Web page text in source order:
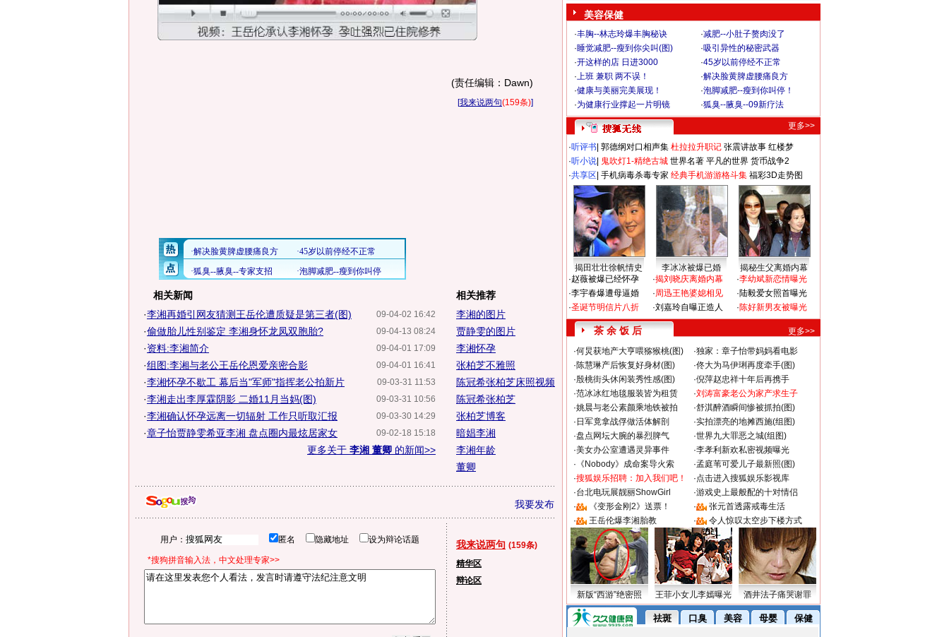
(责任编辑：Dawn)
[我来说两句(159条)]
相关新闻
09-04-02 16:42
·李湘再婚引网友猜测王岳伦遭质疑是第三者(图)
09-04-13 08:24
·偷做胎儿性别鉴定 李湘身怀龙凤双胞胎?
09-04-01 17:09
·资料:李湘简介
09-04-01 16:41
·组图:李湘与老公王岳伦恩爱亲密合影
09-03-31 11:53
·李湘怀孕不歇工 幕后当"军师"指挥老公拍新片
09-03-31 10:56
·李湘走出李厚霖阴影 二婚11月当妈(图)
09-03-30 14:29
·李湘确认怀孕远离一切辐射 工作只听取汇报
09-02-18 15:18
·章子怡贾静雯希亚李湘 盘点圈内最炫居家女
更多关于 李湘 董卿 的新闻>>
相关推荐
李湘的图片
贾静雯的图片
李湘怀孕
张柏芝不雅照
陈冠希张柏芝床照视频
陈冠希张柏芝
张柏芝博客
暗娼李湘
李湘年龄
董卿
我要发布
用户： 匿名 隐藏地址 设为辩论话题
*搜狗拼音输入法，中文处理专家>>
我来说两句 (159条)
精华区
辩论区
美容保健
·丰胸--林志玲爆丰胸秘诀 ·减肥--小肚子赘肉没了
·睡觉减肥--瘦到你尖叫(图) ·吸引异性的秘密武器
·开这样的店 日进3000 ·45岁以前停经不正常
·上班 兼职 两不误！ ·解决脸黄脾虚腰痛良方
·健康与美丽完美展现！ ·泡脚减肥--瘦到你叫停！
·为健康行业撑起一片明镜 ·狐臭--腋臭--09新疗法
更多>>
·听评书 郭德纲对口相声集 杜拉拉升职记 张震讲故事 红楼梦
·听小说 鬼吹灯1-精绝古城 世界名著 平凡的世界 货币战争2
·共享区 手机病毒杀毒专家 经典手机游游格斗集 福彩3D走势图
揭田壮壮徐帆情史 李冰冰被爆已婚
揭秘生父离婚内幕
·赵薇被爆已经怀孕
·李宇春爆遭母逼婚
·圣诞节明信片八折
·揭刘晓庆离婚内幕
·周迅王艳婆媳相见
·刘嘉玲自曝正造人
·李幼斌新恋情曝光
·陆毅爱女照首曝光
·陈好新男友被曝光
茶 余 饭 后
更多>>
·何炅获地产大亨喂猕猴桃(图) ·独家：章子怡带妈妈看电影
·陈慧琳产后恢复好身材(图) ·佟大为马伊琍再度牵手(图)
·殷桃街头休闲装秀性感(图) ·倪萍赵忠祥十年后再携手
·范冰冰红地毯服装皆为租赁 ·刘涛富豪老公为家产求生子
·姚晨与老公素颜乘地铁被拍 ·舒淇醉酒瞬间惨被抓拍(图)
· 日军竟拿战俘做活体解剖 ·实拍漂亮的地摊西施(组图)
·盘点网坛大腕的暴烈脾气 ·世界九大罪恶之城(组图)
·美女办公室遭遇灵异事件 ·李孝利新欢私密视频曝光
· 《Nobody》成命案导火索 ·孟庭苇可爱儿子最新照(图)
·搜狐娱乐招聘：加入我们吧！ ·点击进入搜狐娱乐影视库
·台北电玩展靓丽ShowGirl ·游戏史上最般配的十对情侣
·
《变形金刚2》送票！ ·
张元首透露戒毒生活
·
王岳伦爆李湘胎教 · 令人惊叹太空步下楼方式
新版“西游”绝密照 王菲小女儿李嫣曝光 酒井法子痛哭谢罪